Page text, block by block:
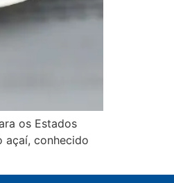
os Estados
açaí, conhecido